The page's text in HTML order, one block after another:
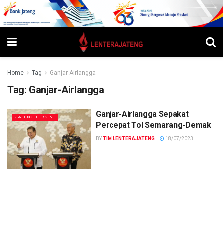
Home Tag Ganjar-Airlangga
Tag: Ganjar-Airlangga
JATENG TERKINI
Ganjar-Airlangga Sepakat
Percepat Tol Semarang-Demak
BYTIM LENTERAJATENG 18/07/2023